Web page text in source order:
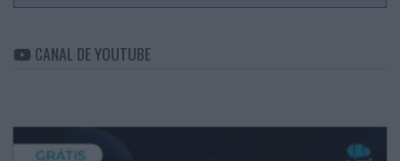
CANAL DE YOUTUBE